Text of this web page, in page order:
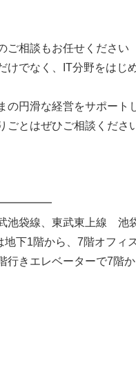
ご相談もお任せください
けでなく、IT分野をはじ
の円滑な経営をサポート
とはぜひご相談くださ
池袋線、東武東上線 池
下1階から、7階オフィ
行きエレベーターで7階